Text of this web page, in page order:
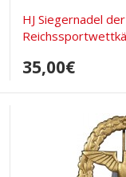
HJ Siegernadel der
35,00€